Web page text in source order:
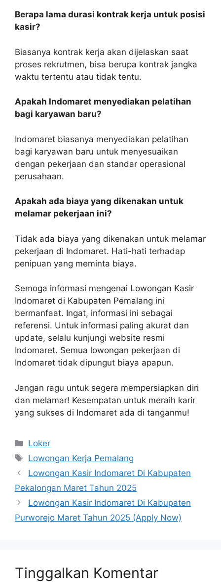
Berapa lama durasi kontrak kerja untuk posisi
kasir?
Biasanya kontrak kerja akan dijelaskan saat
proses rekrutmen, bisa berupa kontrak jangka
waktu tertentu atau tidak tentu.
Apakah Indomaret menyediakan pelatihan
bagi karyawan baru?
Indomaret biasanya menyediakan pelatihan
bagi karyawan baru untuk menyesuaikan
dengan pekerjaan dan standar operasional
perusahaan.
Apakah ada biaya yang dikenakan untuk
melamar pekerjaan ini?
Tidak ada biaya yang dikenakan untuk melamar
pekerjaan di Indomaret. Hati-hati terhadap
penipuan yang meminta biaya.
Semoga informasi mengenai Lowongan Kasir
Indomaret di Kabupaten Pemalang ini
bermanfaat. Ingat, informasi ini sebagai
referensi. Untuk informasi paling akurat dan
update, selalu kunjungi website resmi
Indomaret. Semua lowongan pekerjaan di
Indomaret tidak dipungut biaya apapun.
Jangan ragu untuk segera mempersiapkan diri
dan melamar! Kesempatan untuk meraih karir
yang sukses di Indomaret ada di tanganmu!
Kategori
Loker
Tag
Lowongan Kerja Pemalang
Lowongan Kasir Indomaret Di Kabupaten
Pekalongan Maret Tahun 2025
Lowongan Kasir Indomaret Di Kabupaten
Purworejo Maret Tahun 2025 (Apply Now)
Tinggalkan Komentar